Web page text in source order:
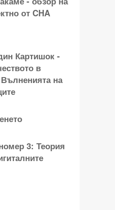
от CHA
Картишок -
в
на
3: Теория